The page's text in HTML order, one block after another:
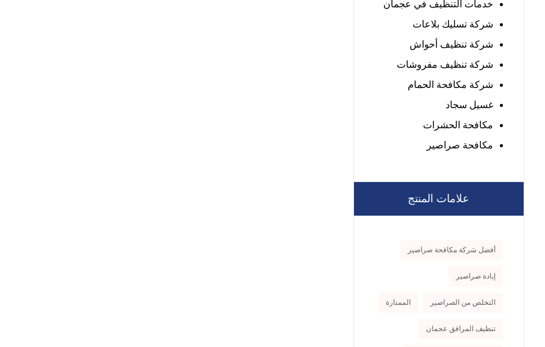
خدمات التنظيف في عجمان
شركة تسليك بلاعات
شركة تنظيف أحواش
شركة تنظيف مفروشات
شركة مكافحة الحمام
غسيل سجاد
مكافحة الحشرات
مكافحة صراصير
علامات المنتج
أفضل شركة مكافحة صراصير
إبادة صراصير
التخلص من الصراصير الممتازة
تنظيف المرافق عجمان